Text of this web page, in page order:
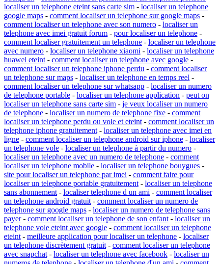
localiser un telephone eteint sans carte sim - localiser un telephone
google maps - comment localiser un telephone sur google maps -
comment localiser un telephone avec son numero - localiser un
telephone avec imei gratuit forum - pour localiser un telephone -
comment localiser gratuitement un telephone - localiser un telephone
avec numero - localiser un telephone xiaomi - localiser un telephone
huawei eteint - comment localiser un telephone avec google -
comment localiser un telephone iphone perdu - comment localiser
un telephone sur maps - localiser un telephone en temps reel -
comment localiser un telephone sur whatsapp - localiser un numero
de telephone portable - localiser un telephone application - peut on
localiser un telephone sans carte sim - je veux localiser un numero
de telephone - localiser un numero de telephone fixe - comment
localiser un telephone perdu ou vole et eteint - comment localiser un
telephone iphone gratuitement - localiser un telephone avec imei en
ligne - comment localiser un telephone android sur iphone - localiser
un telephone vole - localiser un telephone à partir du numero -
localiser un telephone avec un numero de telephone - comment
localiser un telephone mobile - localiser un telephone bouygues -
site pour localiser un telephone par imei - comment faire pour
localiser un telephone portable gratuitement - localiser un telephone
sans abonnement - localiser telephone d un ami - comment localiser
un telephone android gratuit - comment localiser un numero de
telephone sur google maps - localiser un numero de telephone sans
payer- comment localiser un telephone de son enfant - localiser un
telephone vole eteint avec google - comment localiser un telephone
eteint - meilleure application pour localiser un telephone - localiser
un telephone discrètement gratuit - comment localiser un telephone
avec snapchat - localiser un telephone avec facebook - localiser un